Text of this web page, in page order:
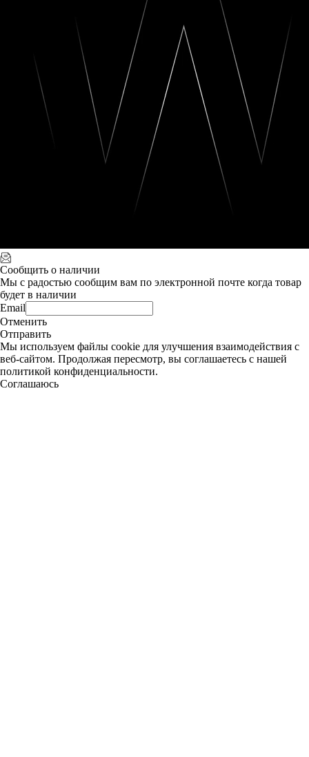
Сообщить о наличии
Мы с радостью сообщим вам по электронной почте когда товар
будет в наличии
Email
Отменить
Отправить
Мы используем файлы cookie для улучшения взаимодействия с
веб-сайтом. Продолжая пересмотр, вы соглашаетесь с нашей
политикой конфиденциальности.
Соглашаюсь